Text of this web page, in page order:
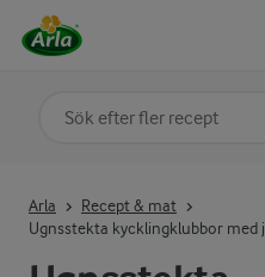
Arla
Recept & mat
Ugnsstekta kycklingklubbor
Sök på kategori eller